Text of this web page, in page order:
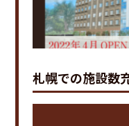
札幌での施設数